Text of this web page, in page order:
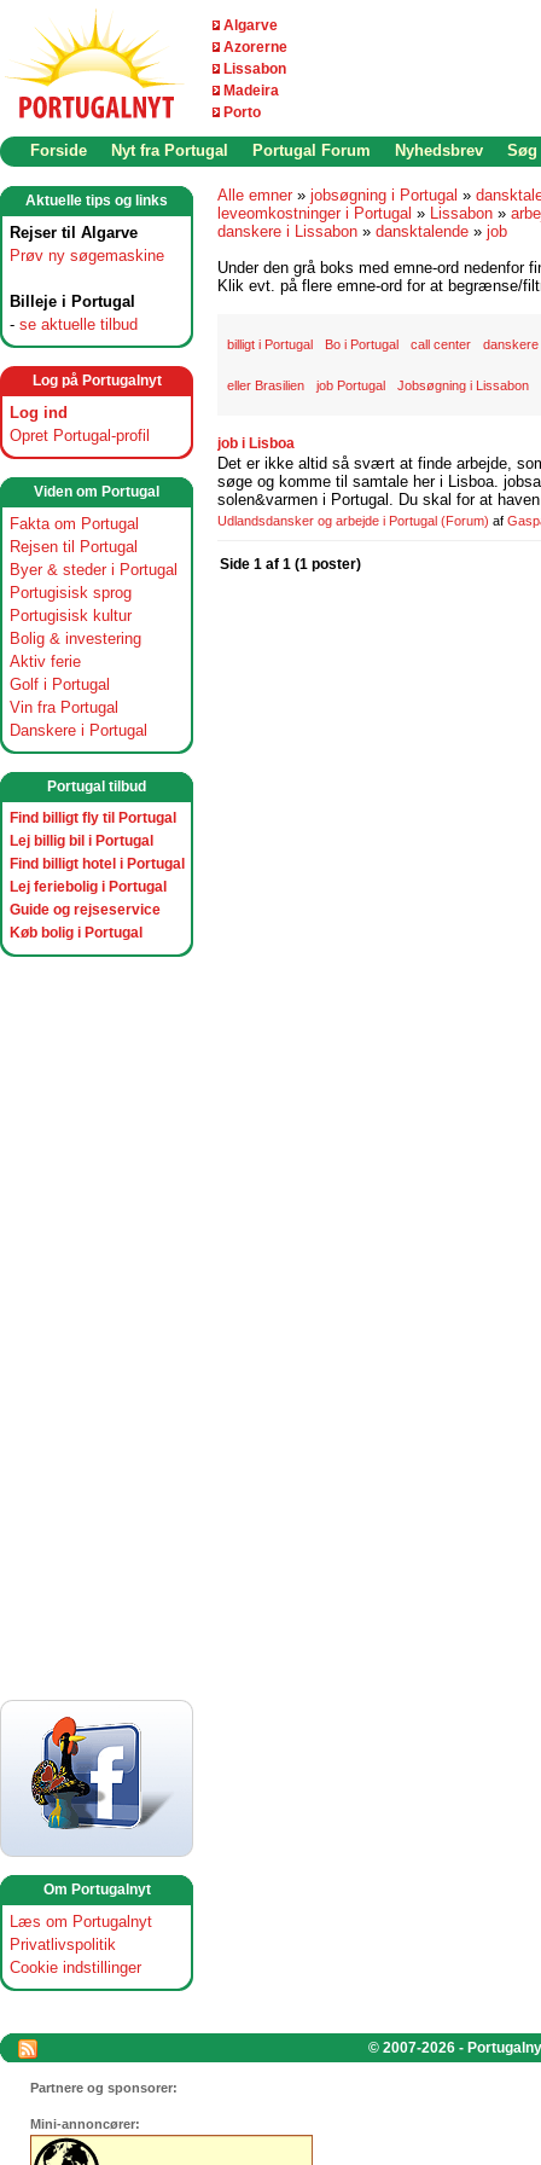
Algarve
Azorerne
Lissabon
Madeira
Porto
Forside Nyt fra Portugal Portugal Forum Nyhedsbrev Søg
Aktuelle tips og links
Rejser til Algarve
Prøv ny søgemaskine
Billeje i Portugal
- se aktuelle tilbud
Log på Portugalnyt
Log ind
Opret Portugal-profil
Viden om Portugal
Fakta om Portugal
Rejsen til Portugal
Byer & steder i Portugal
Portugisisk sprog
Portugisisk kultur
Bolig & investering
Aktiv ferie
Golf i Portugal
Vin fra Portugal
Danskere i Portugal
Portugal tilbud
Find billigt fly til Portugal
Lej billig bil i Portugal
Find billigt hotel i Portugal
Lej feriebolig i Portugal
Guide og rejseservice
Køb bolig i Portugal
Om Portugalnyt
Læs om Portugalnyt
Privatlivspolitik
Cookie indstillinger
Alle emner » jobsøgning i Portugal »
leveomkostninger i Portugal » Lissabon »
danskere i Lissabon » dansktalende » job
Under den grå boks med emne-ord nedenfor
Klik evt. på flere emne-ord for at begrænse/
billigt i Portugal Bo i Portugal call center danskere
eller Brasilien job Portugal Jobsøgning i Lissabon
job i Lisboa
Det er ikke altid så svært at finde arbejde,
søge og komme til samtale her i Lisboa.
solen&varmen i Portugal. Du skal for at
Udlandsdansker og arbejde i Portugal (Forum) af
Side 1 af 1 (1 poster)
© 2007-2026 -
Partnere og sponsorer:
Mini-annoncører: